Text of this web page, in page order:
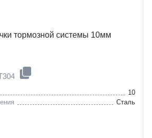
тормозной системы 10мм
10
Сталь